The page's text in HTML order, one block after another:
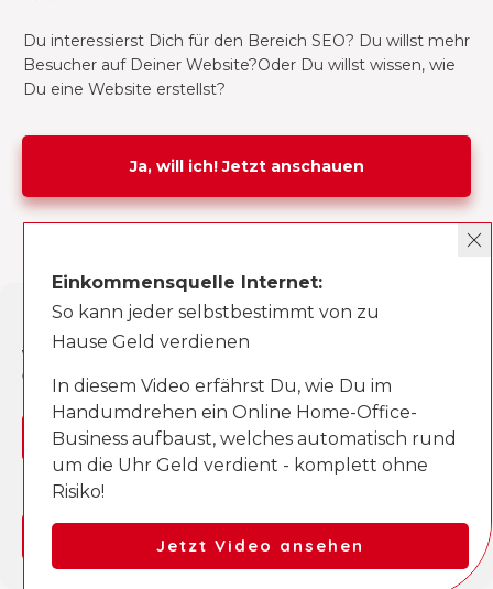
Cookie-Zustimmung verwalten
Wir verwenden Cookies, um unsere Website und unseren Service zu
optimieren.
Ja, einverstanden
Einstellungen anzeigen
Du interessierst Dich für den Bereich SEO? Du willst mehr
Besucher auf Deiner Website?Oder Du willst wissen, wie
Du eine Website erstellst?
Ja, will ich! Jetzt anschauen
Eigenen Blog erstellen
Affiliate Marketing
Facebook Fanseite erstellen
Marktanalyse durchführen
Online Marketing
Online Marketing Kurse (Erfahrungen)
Einkommensquelle Internet:
So kann jeder selbstbestimmt von zu
Hause Geld verdienen
In diesem Video erfährst Du, wie Du im
Handumdrehen ein Online Home-Office-
Business aufbaust, welches automatisch rund
um die Uhr Geld verdient - komplett ohne
Risiko!
Jetzt Video ansehen